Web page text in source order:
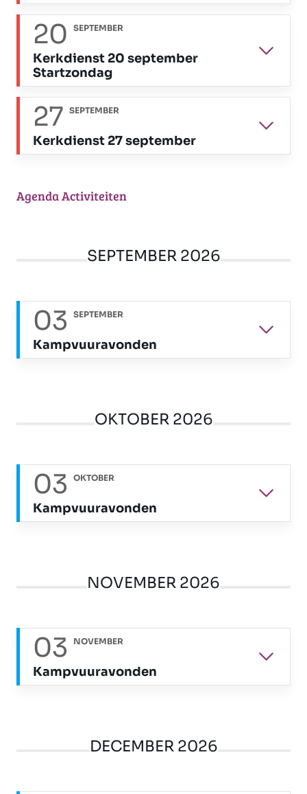
20 SEPTEMBER
Kerkdienst 20 september
Startzondag
27 SEPTEMBER
Kerkdienst 27 september
Agenda Activiteiten
SEPTEMBER 2026
03 SEPTEMBER
Kampvuuravonden
OKTOBER 2026
03 OKTOBER
Kampvuuravonden
NOVEMBER 2026
03 NOVEMBER
Kampvuuravonden
DECEMBER 2026